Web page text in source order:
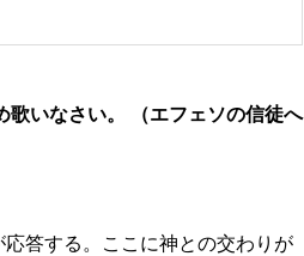
歌いなさい。 （エフェソの信徒へ
答する。ここに神との交わりが